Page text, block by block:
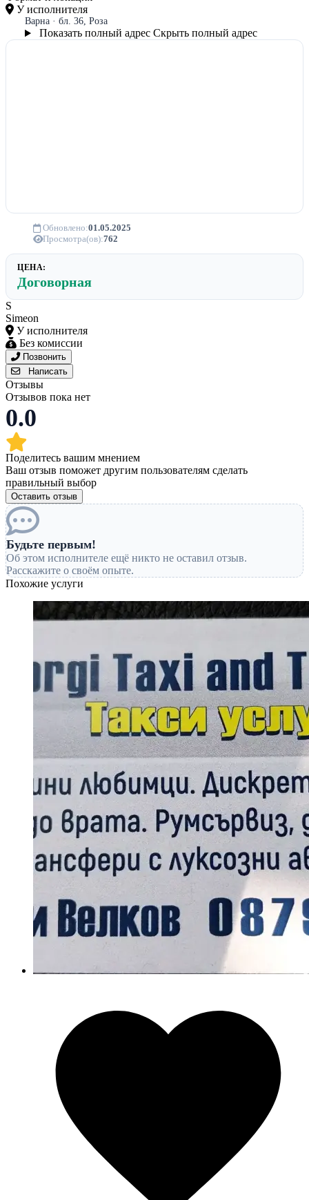
У исполнителя
Варна · бл. 36, Роза
Показать полный адрес Скрыть полный адрес
Обновлено:01.05.2025
Просмотра(ов):762
ЦЕНА:
Договорная
S
Simeon
У исполнителя
Без комиссии
Позвонить
Написать
Отзывы
Отзывов пока нет
0.0
Поделитесь вашим мнением
Ваш отзыв поможет другим пользователям сделать
правильный выбор
Оставить отзыв
Будьте первым!
Об этом исполнителе ещё никто не оставил отзыв.
Расскажите о своём опыте.
Похожие услуги